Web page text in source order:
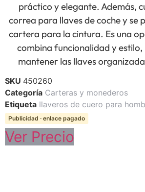
práctico y elegante. Además,
correa para llaves de coche y se
cartera para la cintura. Es una
combina funcionalidad y
mantener las llaves
SKU 450260
Categoría Carteras y monederos
Etiqueta llaveros de cuero para
Publicidad · enlace pagado
Ver Precio